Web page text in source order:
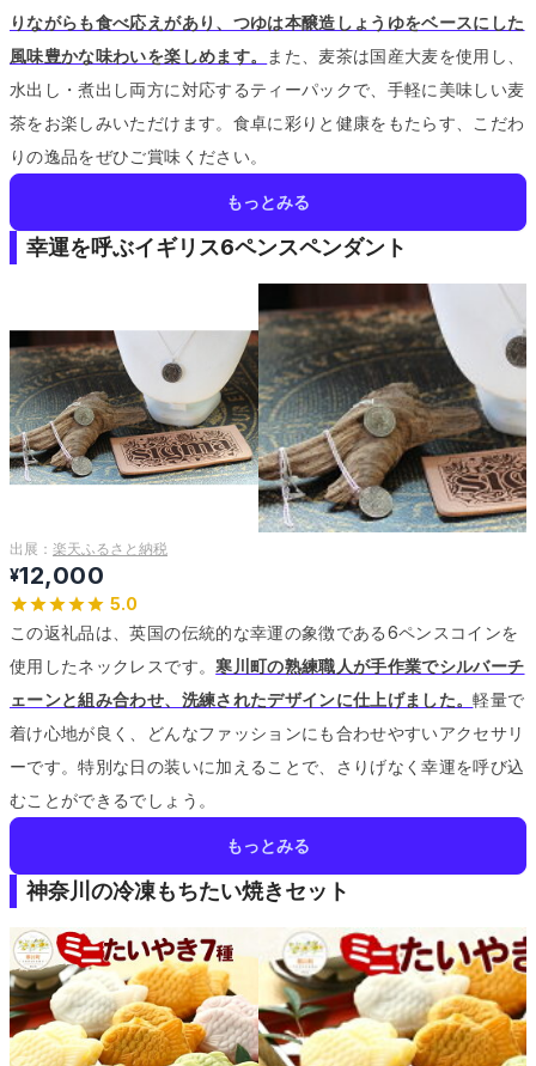
りながらも食べ応えがあり、つゆは本醸造しょうゆをベースにした
風味豊かな味わいを楽しめます。
また、麦茶は国産大麦を使用し、
水出し・煮出し両方に対応するティーパックで、手軽に美味しい麦
茶をお楽しみいただけます。 食卓に彩りと健康をもたらす、こだわ
りの逸品をぜひご賞味ください。
もっとみる
幸運を呼ぶイギリス6ペンスペンダント
出展： 楽天ふるさと納税
¥12,000
5.0
この返礼品は、英国の伝統的な幸運の象徴である6ペンスコインを
使用したネックレスです。寒川町の熟練職人が手作業でシルバーチ
ェーンと組み合わせ、洗練されたデザインに仕上げました。軽量で
着け心地が良く、どんなファッションにも合わせやすいアクセサリ
ーです。特別な日の装いに加えることで、さりげなく幸運を呼び込
むことができるでしょう。
もっとみる
神奈川の冷凍もちたい焼きセット